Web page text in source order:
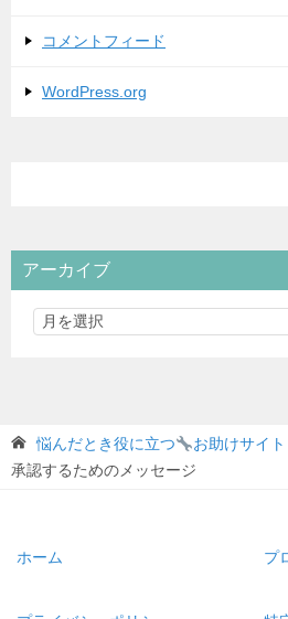
コメントフィード
WordPress.org
アーカイブ
悩んだとき役に立つ お助けサイト
承認するためのメッセージ
ホーム プ